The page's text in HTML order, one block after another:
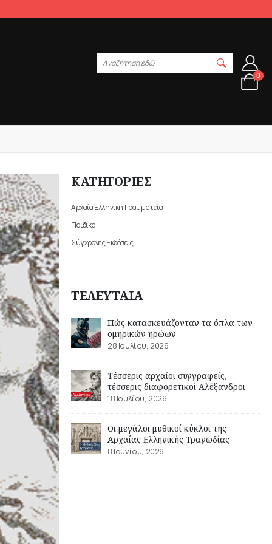
Αναζήτηση εδώ
0
ΚΑΤΗΓΟΡΙΕΣ
Αρχαία Ελληνική Γραμματεία
Παιδικά
Σύγχρονες Εκδόσεις
ΤΕΛΕΥΤΑΙΑ
Πώς κατασκευάζονταν τα όπλα των
ομηρικών ηρώων
28 Ιουλίου, 2026
Τέσσερις αρχαίοι συγγραφείς,
τέσσερις διαφορετικοί Αλέξανδροι
18 Ιουλίου, 2026
Οι μεγάλοι μυθικοί κύκλοι της
Αρχαίας Ελληνικής Τραγωδίας
8 Ιουνίου, 2026